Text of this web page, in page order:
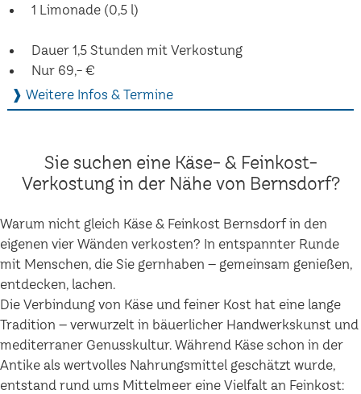
1 Limonade (0,5 l)
Dauer 1,5 Stunden mit Verkostung
Nur 69,- €
❱ Weitere Infos & Termine
Sie suchen eine Käse- & Feinkost-
Verkostung in der Nähe von Bernsdorf?
Warum nicht gleich Käse & Feinkost Bernsdorf in den
eigenen vier Wänden verkosten? In entspannter Runde
mit Menschen, die Sie gernhaben – gemeinsam genießen,
entdecken, lachen.
Die Verbindung von Käse und feiner Kost hat eine lange
Tradition – verwurzelt in bäuerlicher Handwerkskunst und
mediterraner Genusskultur. Während Käse schon in der
Antike als wertvolles Nahrungsmittel geschätzt wurde,
entstand rund ums Mittelmeer eine Vielfalt an Feinkost: